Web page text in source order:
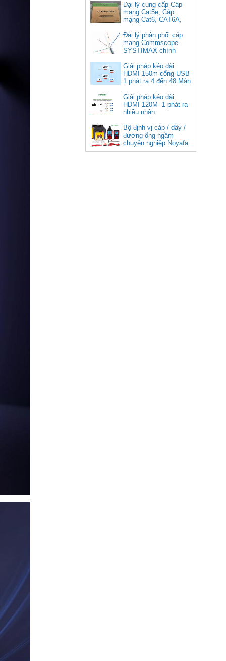
Cáp chuyển USB Type-C sang
Displayport 1.4 độ phân giải
cao cấp
Giá: 350,000 VNĐ
Đại lý cung cấp Cáp
mạng Cat5e, Cáp
mạng Cat6, CAT6A,
Commscope
Đại lý phân phối cáp
mạng Commscope
SYSTIMAX chính
Giải pháp kéo dài
HDMI 150m cổng USB
1 phát ra 4 đến 48 Màn
Giải pháp kéo dài
HDMI 120M- 1 phát ra
nhiều nhận
Bộ định vị cáp / dây /
đường ống ngầm
chuyên nghiệp Noyafa
NF-826